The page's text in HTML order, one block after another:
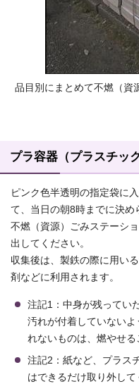
品目別にまとめて不燃（資
プラ容器（プラスチッ
ピンク色半透明の指定袋に
て、当日の朝8時までに決め
不燃（資源）ごみステーシ
出してください。
収集後は、製鉄の際に用い
剤などに利用されます。
注記1：中身が残ってい
汚れが付着していない
れないものは、燃やせる
注記2：紙など、プラス
はできるだけ取り外し